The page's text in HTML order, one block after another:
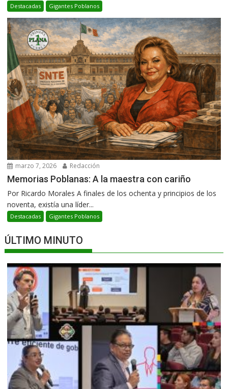
Destacadas Gigantes Poblanos
marzo 7, 2026 Redacción
Memorias Poblanas: A la maestra con cariño
Por Ricardo Morales A finales de los ochenta y principios de los
noventa, existía una líder...
Destacadas Gigantes Poblanos
ÚLTIMO MINUTO